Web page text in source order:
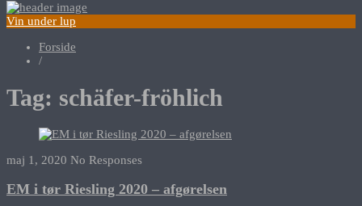
Vin under lup
Forside
/
Tag: schäfer-fröhlich
maj 1, 2020 No Responses
EM i tør Riesling 2020 – afgørelsen